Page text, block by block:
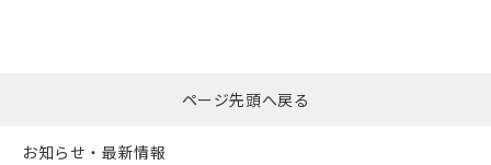
ページ先頭へ戻る
お知らせ・最新情報